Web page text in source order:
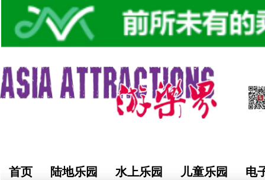
首页 陆地乐园 水上乐园 儿童乐园 电